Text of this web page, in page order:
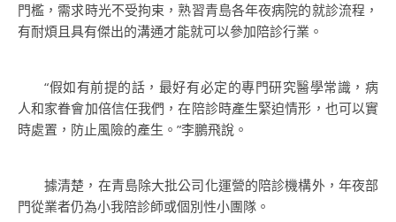
門檻，需求時光不受拘束，熟習青島各年夜病院的就診流程，
有耐煩且具有傑出的溝通才能就可以參加陪診行業。
“假如有前提的話，最好有必定的專門研究醫學常識，病
人和家眷會加倍信任我們，在陪診時產生緊迫情形，也可以實
時處置，防止風險的產生。”李鵬飛說。
據清楚，在青島除大批公司化運營的陪診機構外，年夜部
門從業者仍為小我陪診師或個別性小團隊。